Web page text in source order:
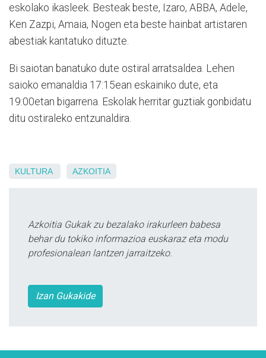
eskolako ikasleek. Besteak beste, Izaro, ABBA, Adele,
Ken Zazpi, Amaia, Nogen eta beste hainbat artistaren
abestiak kantatuko dituzte.
Bi saiotan banatuko dute ostiral arratsaldea. Lehen
saioko emanaldia 17:15ean eskainiko dute, eta
19:00etan bigarrena. Eskolak herritar guztiak gonbidatu
ditu ostiraleko entzunaldira.
KULTURA AZKOITIA
Azkoitia Gukak zu bezalako irakurleen babesa
behar du tokiko informazioa euskaraz eta modu
profesionalean lantzen jarraitzeko.
Izan Gukakide